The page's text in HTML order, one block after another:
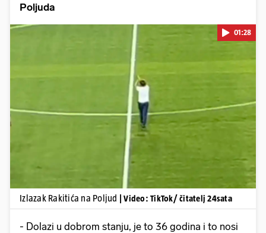
Poljuda
Pokretanje videa...
01:28
Izlazak Rakitića na Poljud | Video: TikTok/ čitatelj 24sata
- Dolazi u dobrom stanju, je to 36 godina i to nosi